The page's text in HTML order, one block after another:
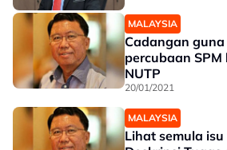
MALAYSIA
Cadangan
percubaan
NUTP
20/01/2021
MALAYSIA
Lihat semula